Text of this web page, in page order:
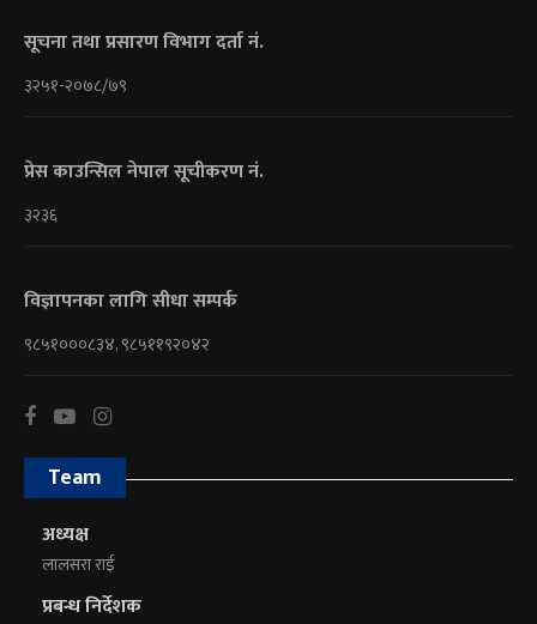
सूचना तथा प्रसारण विभाग दर्ता नं.
३२५१-२०७८/७९
प्रेस काउन्सिल नेपाल सूचीकरण नं.
३२३६
विज्ञापनका लागि सीधा सम्पर्क
९८५१०००८३४, ९८५११९२०४२
Team
अध्यक्ष
लालसरा राई
प्रबन्ध निर्देशक